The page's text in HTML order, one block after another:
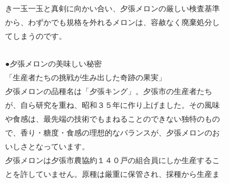
き一玉一玉と真剣に向かい合い、夕張メロンの厳しい検査基準
から、わずかでも規格を外れるメロンは、容赦なく廃棄処分し
てしまうのです。
●夕張メロンの美味しい秘密
「生産者たちの挑戦が生み出した奇跡の果実」
夕張メロンの品種名は「夕張キング」。夕張市の生産者たち
が、自ら研究を重ね、昭和３５年に作り上げました。その風味
や食感は、最先端の技術でもまねることのできない独特のもの
で、香り・糖度・食感の理想的なバランスが、夕張メロンのお
いしさとなっています。
夕張メロンは夕張市農協約１４０戸の組合員にしか生産するこ
とを許していません。原種は厳重に保管され、採種から生産ま